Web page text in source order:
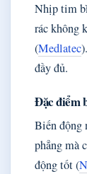
Nhịp tim
rác không
(Medlatec
đầy đủ.
Đặc điểm
Biến động
phẳng mà
động tốt (